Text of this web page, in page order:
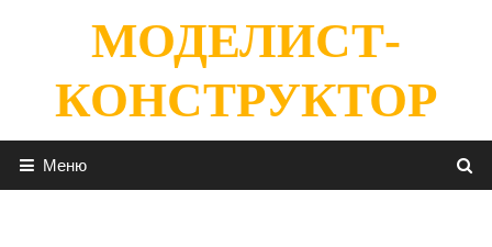
содержимомуМОДЕЛИСТ-
КОНСТРУКТОР
Меню